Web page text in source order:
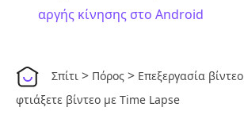
αργής κίνησης στο Android
Σπίτι > Πόρος > Επεξεργασία βίντεο
φτιάξετε βίντεο με Time Lapse